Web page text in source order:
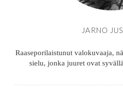
JARNO
Raaseporilaistunut valokuvaaja,
sielu, jonka juuret ovat